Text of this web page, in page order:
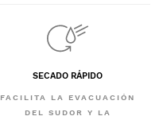
SECADO RÁPIDO
FACILITA LA EVACUACIÓN
DEL SUDOR Y LA